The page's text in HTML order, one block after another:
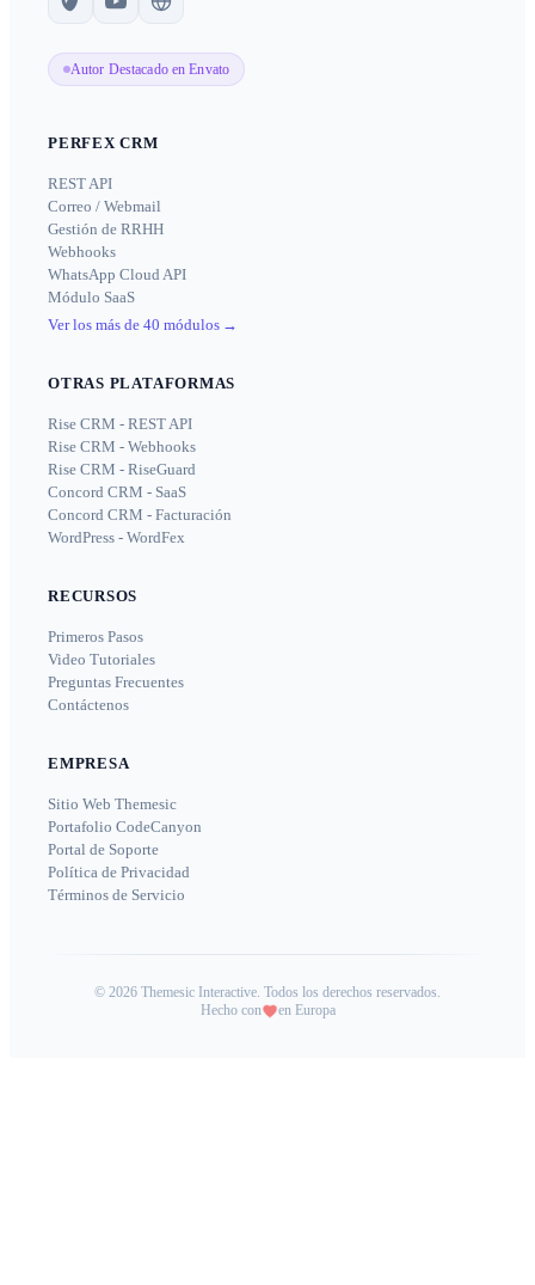
Autor Destacado en Envato
PERFEX CRM
REST API
Correo / Webmail
Gestión de RRHH
Webhooks
WhatsApp Cloud API
Módulo SaaS
Ver los más de 40 módulos →
OTRAS PLATAFORMAS
Rise CRM - REST API
Rise CRM - Webhooks
Rise CRM - RiseGuard
Concord CRM - SaaS
Concord CRM - Facturación
WordPress - WordFex
RECURSOS
Primeros Pasos
Video Tutoriales
Preguntas Frecuentes
Contáctenos
EMPRESA
Sitio Web Themesic
Portafolio CodeCanyon
Portal de Soporte
Política de Privacidad
Términos de Servicio
© 2026 Themesic Interactive. Todos los derechos reservados.
Hecho con
en Europa